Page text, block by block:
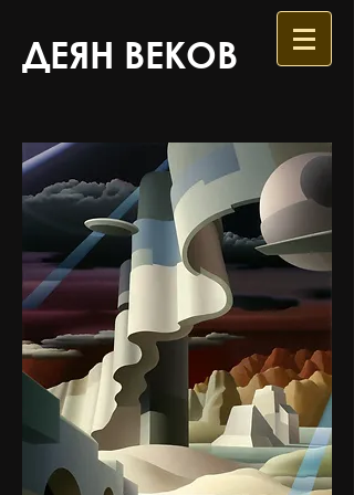
ДЕЯН ВЕКОВ